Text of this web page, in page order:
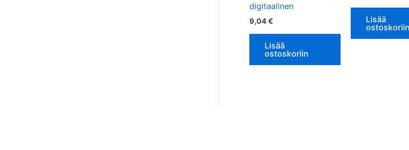
digitaalinen
9,04€
Lisää
ostoskoriin
Lisää
ostoskoriin